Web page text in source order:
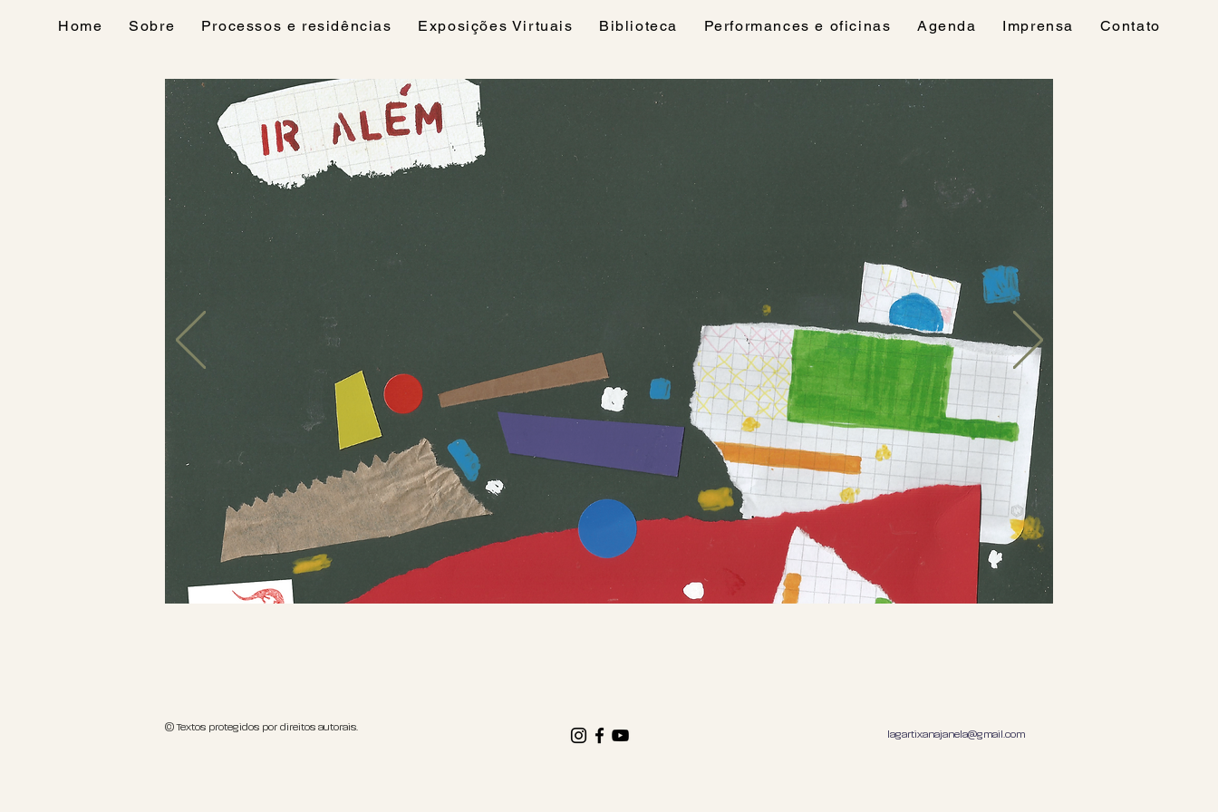
Home Sobre Processos e residências Exposições Virtuais Biblioteca Performances e oficinas Agenda Imprensa Contato
© Textos protegidos por direitos autorais.
lagartixanajanela@gmail.com